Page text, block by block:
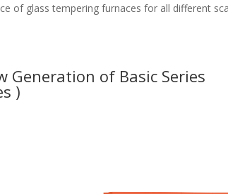
of glass tempering furnaces for all different
Generation of Basic Series
)